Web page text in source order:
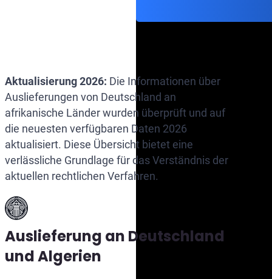
Aktualisierung 2026: Die Informationen über
Auslieferungen von Deutschland an
afrikanische Länder wurden überprüft und auf
die neuesten verfügbaren Daten 2026
aktualisiert. Diese Übersicht bietet eine
verlässliche Grundlage für das Verständnis der
aktuellen rechtlichen Verfahren.
Auslieferung an Deutschland
und Algerien